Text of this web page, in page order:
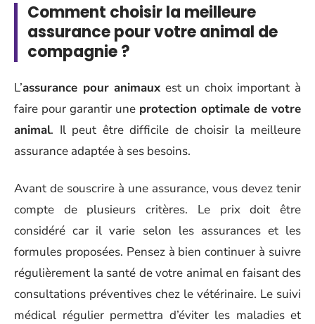
Comment choisir la meilleure
assurance pour votre animal de
compagnie ?
L’assurance pour animaux est un choix important à
faire pour garantir une protection optimale de votre
animal. Il peut être difficile de choisir la meilleure
assurance adaptée à ses besoins.
Avant de souscrire à une assurance, vous devez tenir
compte de plusieurs critères. Le prix doit être
considéré car il varie selon les assurances et les
formules proposées. Pensez à bien continuer à suivre
régulièrement la santé de votre animal en faisant des
consultations préventives chez le vétérinaire. Le suivi
médical régulier permettra d’éviter les maladies et